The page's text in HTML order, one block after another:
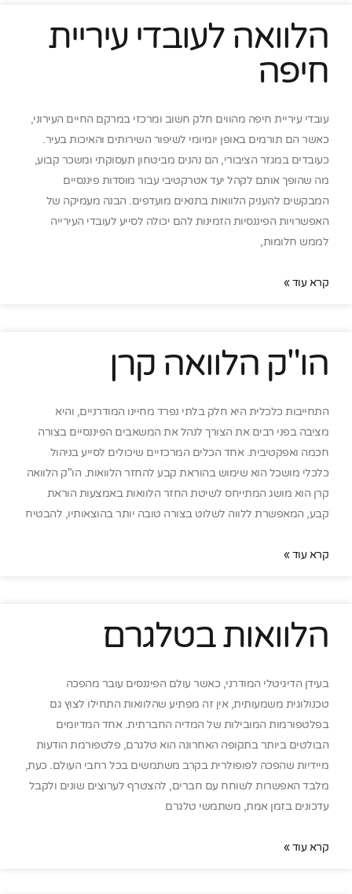
הלוואה לעובדי עיריית
חיפה
עובדי עיריית חיפה מהווים חלק חשוב ומרכזי במרקם החיים העירוני,
כאשר הם תורמים באופן יומיומי לשיפור השירותים והאיכות בעיר.
כעובדים במגזר הציבורי, הם נהנים מביטחון תעסוקתי ומשכר קבוע,
מה שהופך אותם לקהל יעד אטרקטיבי עבור מוסדות פיננסיים
המבקשים להעניק הלוואות בתנאים מועדפים. הבנה מעמיקה של
האפשרויות הפיננסיות הזמינות להם יכולה לסייע לעובדי העירייה
לממש חלומות,
קרא עוד »
הו"ק הלוואה קרן
התחייבות כלכלית היא חלק בלתי נפרד מחיינו המודרניים, והיא
מציבה בפני רבים את הצורך לנהל את המשאבים הפיננסיים בצורה
חכמה ואפקטיבית. אחד הכלים המרכזיים שיכולים לסייע בניהול
כלכלי מושכל הוא שימוש בהוראת קבע להחזר הלוואות. הו"ק הלוואה
קרן הוא מושג המתייחס לשיטת החזר הלוואות באמצעות הוראת
קבע, המאפשרת ללווה לשלוט בצורה טובה יותר בהוצאותיו, להבטיח
קרא עוד »
הלוואות בטלגרם
בעידן הדיגיטלי המודרני, כאשר עולם הפיננסים עובר מהפכה
טכנולוגית משמעותית, אין זה מפתיע שהלוואות התחילו לצוץ גם
בפלטפורמות המובילות של המדיה החברתית. אחד המדיומים
הבולטים ביותר בתקופה האחרונה הוא טלגרם, פלטפורמת הודעות
מיידיות שהפכה לפופולרית בקרב משתמשים בכל רחבי העולם. כעת,
מלבד האפשרות לשוחח עם חברים, להצטרף לערוצים שונים ולקבל
עדכונים בזמן אמת, משתמשי טלגרם
קרא עוד »